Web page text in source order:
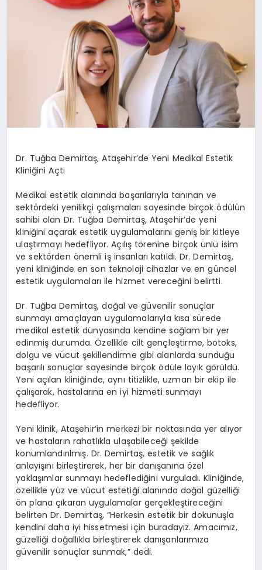
Dr. Tuğba Demirtaş, Ataşehir’de Yeni Medikal Estetik
Kliniğini Açtı
Medikal estetik alanında başarılarıyla tanınan ve
sektördeki yenilikçi çalışmaları sayesinde birçok ödülün
sahibi olan Dr. Tuğba Demirtaş, Ataşehir’de yeni
kliniğini açarak estetik uygulamalarını geniş bir kitleye
ulaştırmayı hedefliyor. Açılış törenine birçok ünlü isim
ve sektörden önemli iş insanları katıldı. Dr. Demirtaş,
yeni kliniğinde en son teknoloji cihazlar ve en güncel
estetik uygulamaları ile hizmet vereceğini belirtti.
Dr. Tuğba Demirtaş, doğal ve güvenilir sonuçlar
sunmayı amaçlayan uygulamalarıyla kısa sürede
medikal estetik dünyasında kendine sağlam bir yer
edinmiş durumda. Özellikle cilt gençleştirme, botoks,
dolgu ve vücut şekillendirme gibi alanlarda sunduğu
başarılı sonuçlar sayesinde birçok ödüle layık görüldü.
Yeni açılan kliniğinde, aynı titizlikle, uzman bir ekip ile
çalışarak, hastalarına en iyi hizmeti sunmayı
hedefliyor.
Yeni klinik, Ataşehir’in merkezi bir noktasında yer alıyor
ve hastaların rahatlıkla ulaşabileceği şekilde
konumlandırılmış. Dr. Demirtaş, estetik ve sağlık
anlayışını birleştirerek, her bir danışanına özel
yaklaşımlar sunmayı hedeflediğini vurguladı. Kliniğinde,
özellikle yüz ve vücut estetiği alanında doğal güzelliği
ön plana çıkaran uygulamalar gerçekleştireceğini
belirten Dr. Demirtaş, “Herkesin estetik bir dokunuşla
kendini daha iyi hissetmesi için buradayız. Amacımız,
güzelliği doğallıkla birleştirerek danışanlarımıza
güvenilir sonuçlar sunmak,” dedi.